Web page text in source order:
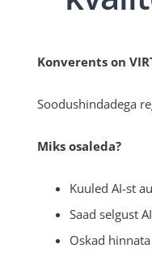
Konverents on
Soodushindadega
Miks osaleda?
Kuuled AI-st
Saad selgust
Oskad